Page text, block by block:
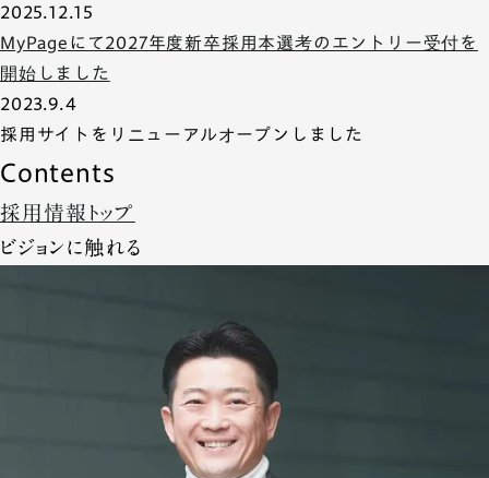
2025.12.15
MyPageにて2027年度新卒採用本選考のエントリー受付を
開始しました
2023.9.4
採用サイトをリニューアルオープンしました
Contents
採用情報トップ
ビジョンに触れる